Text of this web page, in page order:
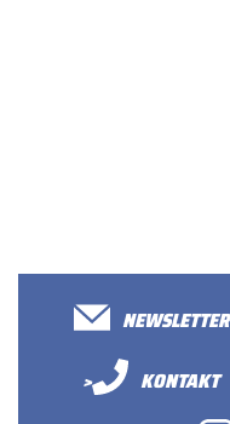
NEWSLETTER
>
KONTAKT